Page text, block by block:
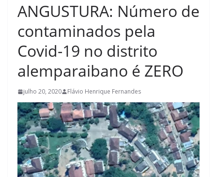
ANGUSTURA: Número de
contaminados pela
Covid-19 no distrito
alemparaibano é ZERO
julho 20, 2020 Flávio Henrique Fernandes